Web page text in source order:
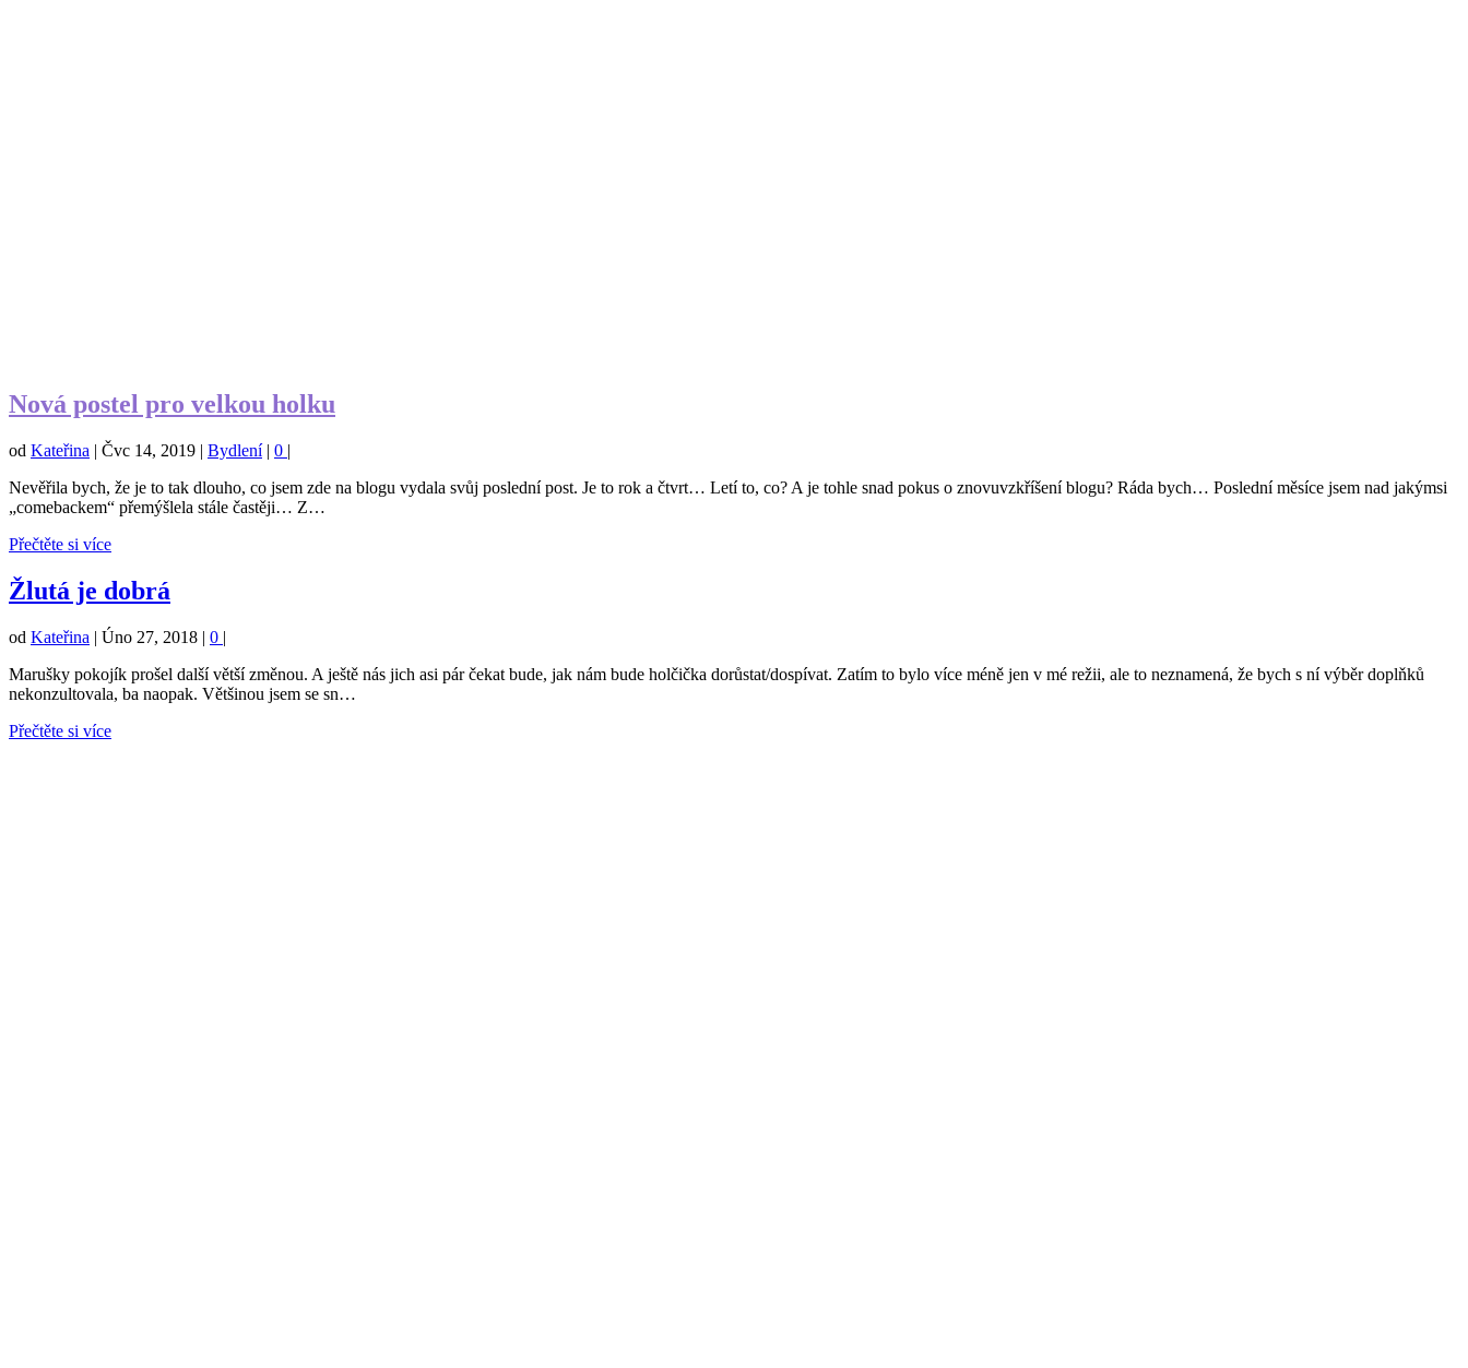
Nová postel pro velkou holku
od Kateřina | Čvc 14, 2019 | Bydlení| 0 |
Nevěřila bych, že je to tak dlouho, co jsem zde na blogu vydala svůj poslední post. Je to rok a čtvrt… Letí to, co? A je tohle snad pokus o znovuvzkříšení blogu? Ráda bych… Poslední měsíce jsem nad jakýmsi
„comebackem“ přemýšlela stále častěji… Z…
Přečtěte si více
Žlutá je dobrá
od Kateřina | Úno 27, 2018 | 0 |
Marušky pokojík prošel další větší změnou. A ještě nás jich asi pár čekat bude, jak nám bude holčička dorůstat/dospívat. Zatím to bylo více méně jen v mé režii, ale to neznamená, že bych s ní výběr doplňků
nekonzultovala, ba naopak. Většinou jsem se sn…
Přečtěte si více